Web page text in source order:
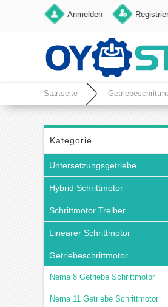
Anmelden
Startseite
Kategorie
Untersetzungsgetriebe
Hybrid Schrittmotor
Schrittmotor Treiber
Linearer Schrittmotor
Getriebeschrittmotor
Nema 8 Getriebe Schrittmotor
Nema 11 Getriebe Schrittmotor